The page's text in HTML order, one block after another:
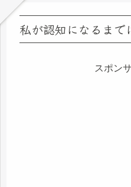
私が認知になるまで
スポン